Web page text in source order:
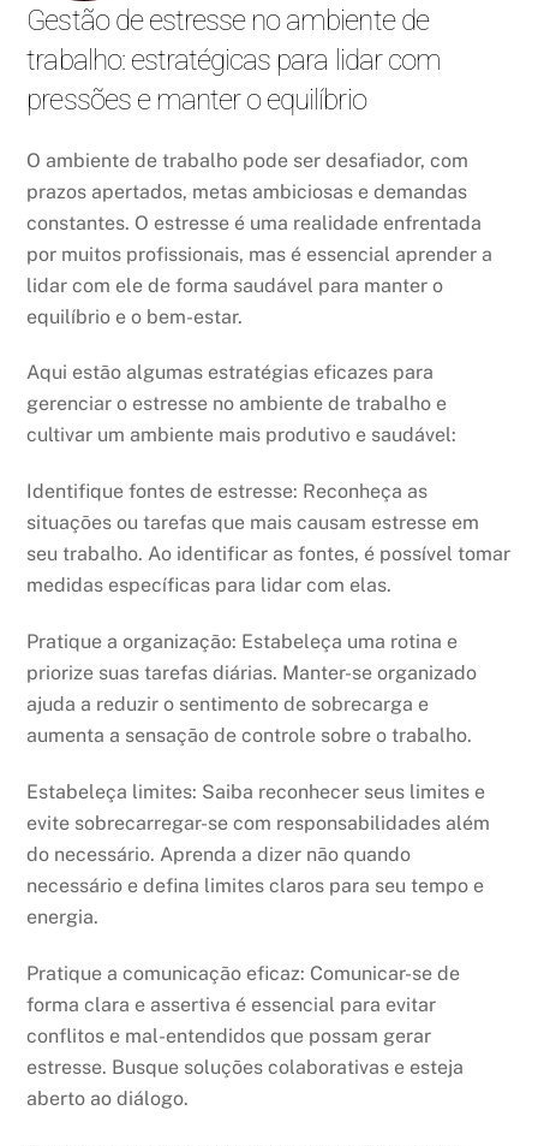
Gestão de estresse no ambiente de
trabalho: estratégicas para lidar com
pressões e manter o equilíbrio
O ambiente de trabalho pode ser desafiador, com
prazos apertados, metas ambiciosas e demandas
constantes. O estresse é uma realidade enfrentada
por muitos profissionais, mas é essencial aprender a
lidar com ele de forma saudável para manter o
equilíbrio e o bem-estar.
Aqui estão algumas estratégias eficazes para
gerenciar o estresse no ambiente de trabalho e
cultivar um ambiente mais produtivo e saudável:
Identifique fontes de estresse: Reconheça as
situações ou tarefas que mais causam estresse em
seu trabalho. Ao identificar as fontes, é possível tomar
medidas específicas para lidar com elas.
Pratique a organização: Estabeleça uma rotina e
priorize suas tarefas diárias. Manter-se organizado
ajuda a reduzir o sentimento de sobrecarga e
aumenta a sensação de controle sobre o trabalho.
Estabeleça limites: Saiba reconhecer seus limites e
evite sobrecarregar-se com responsabilidades além
do necessário. Aprenda a dizer não quando
necessário e defina limites claros para seu tempo e
energia.
Pratique a comunicação eficaz: Comunicar-se de
forma clara e assertiva é essencial para evitar
conflitos e mal-entendidos que possam gerar
estresse. Busque soluções colaborativas e esteja
aberto ao diálogo.